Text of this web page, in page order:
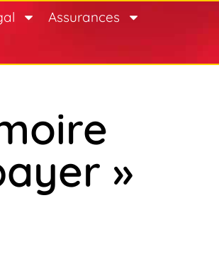
Assurances
»